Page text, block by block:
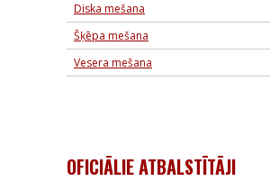
Diska mešana
Šķēpa mešana
Vesera mešana
OFICIĀLIE ATBALSTĪTĀJI